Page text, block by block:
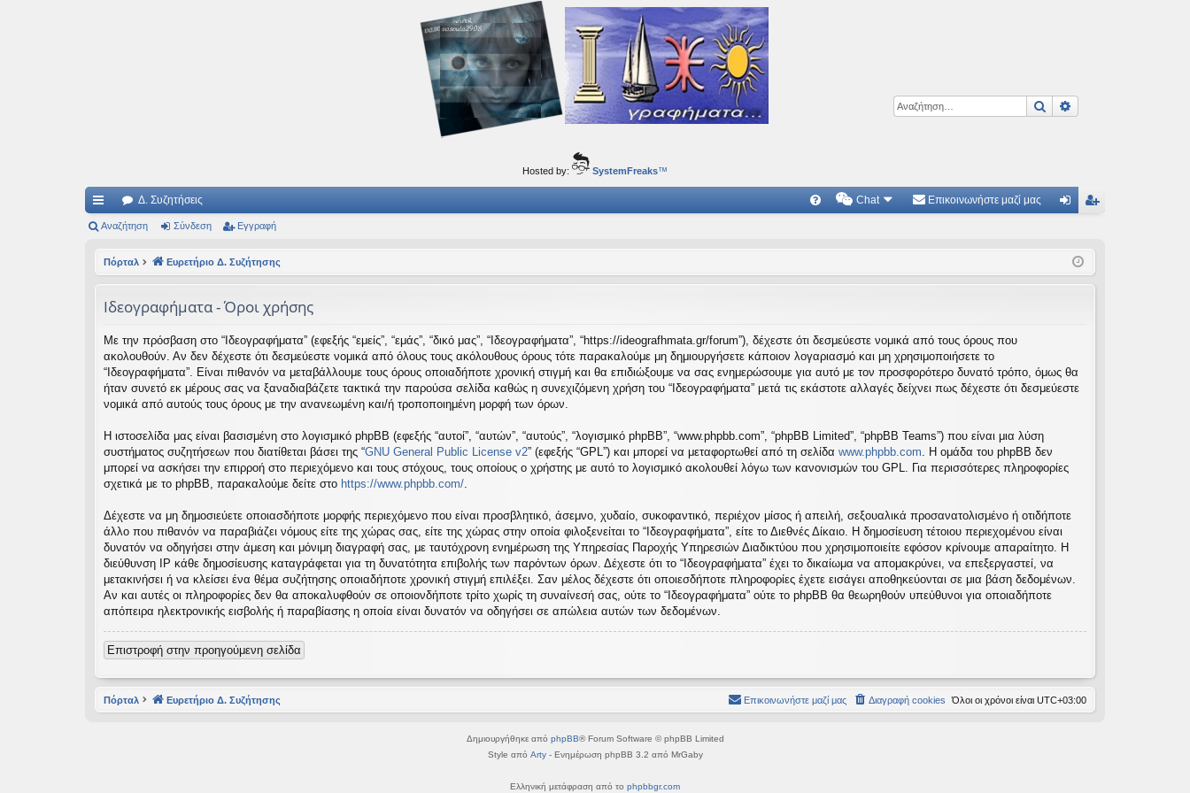
Αναζήτηση
Αυτός ο τόπος φιλοδοξεί να ανοίγει μονοπάτια για τα συναρπαστικά και όμορφα ταξίδια του νού...
Hosted by: SystemFreaks™
Γ
ρή
Δ. Συζητήσεις
ωτ
ήσ
εις
Chat Επικοινωνήστε μαζί μας
ρα
Αναζήτηση Σύνδεση Εγγραφή
Πόρταλ Ευρετήριο Δ. Συζήτησης
Ιδεογραφήματα - Όροι χρήσης
Με την πρόσβαση στο “Ιδεογραφήματα” (εφεξής “εμείς”, “εμάς”, “δικό μας”, “Ιδεογραφήματα”, “https://ideografhmata.gr/forum”), δέχεστε ότι δεσμεύεστε νομικά από τους όρους που
ακολουθούν. Αν δεν δέχεστε ότι δεσμεύεστε νομικά από όλους τους ακόλουθους όρους τότε παρακαλούμε μη δημιουργήσετε κάποιον λογαριασμό και μη χρησιμοποιήσετε το
“Ιδεογραφήματα”. Είναι πιθανόν να μεταβάλλουμε τους όρους οποιαδήποτε χρονική στιγμή και θα επιδιώξουμε να σας ενημερώσουμε για αυτό με τον προσφορότερο δυνατό τρόπο, όμως θα
ήταν συνετό εκ μέρους σας να ξαναδιαβάζετε τακτικά την παρούσα σελίδα καθώς η συνεχιζόμενη χρήση του “Ιδεογραφήματα” μετά τις εκάστοτε αλλαγές δείχνει πως δέχεστε ότι δεσμεύεστε
νομικά από αυτούς τους όρους με την ανανεωμένη και/ή τροποποιημένη μορφή των όρων.
Η ιστοσελίδα μας είναι βασισμένη στο λογισμικό phpBB (εφεξής “αυτοί”, “αυτών”, “αυτούς”, “λογισμικό phpBB”, “www.phpbb.com”, “phpBB Limited”, “phpBB Teams”) που είναι μια λύση
συστήματος συζητήσεων που διατίθεται βάσει της “GNU General Public License v2” (εφεξής “GPL”) και μπορεί να μεταφορτωθεί από τη σελίδα www.phpbb.com . Η ομάδα του phpBB δεν
μπορεί να ασκήσει την επιρροή στο περιεχόμενο και τους στόχους, τους οποίους ο χρήστης με αυτό το λογισμικό ακολουθεί λόγω των κανονισμών του GPL. Για περισσότερες πληροφορίες
σχετικά με το phpBB, παρακαλούμε δείτε στο https://www.phpbb.com/
Δέχεστε να μη δημοσιεύετε οποιασδήποτε μορφής περιεχόμενο που είναι προσβλητικό, άσεμνο, χυδαίο, συκοφαντικό, περιέχον μίσος ή απειλή, σεξουαλικά προσανατολισμένο ή οτιδήποτε
άλλο που πιθανόν να παραβιάζει νόμους είτε της χώρας σας, είτε της χώρας στην οποία φιλοξενείται το “Ιδεογραφήματα”, είτε το Διεθνές Δίκαιο. Η δημοσίευση τέτοιου περιεχομένου είναι
δυνατόν να οδηγήσει στην άμεση και μόνιμη διαγραφή σας, με ταυτόχρονη ενημέρωση της Υπηρεσίας Παροχής Υπηρεσιών Διαδικτύου που χρησιμοποιείτε εφόσον κρίνουμε απαραίτητο. Η
διεύθυνση IP κάθε δημοσίευσης καταγράφεται για τη δυνατότητα επιβολής των παρόντων όρων. Δέχεστε ότι το “Ιδεογραφήματα” έχει το δικαίωμα να απομακρύνει, να επεξεργαστεί, να
μετακινήσει ή να κλείσει ένα θέμα συζήτησης οποιαδήποτε χρονική στιγμή επιλέξει. Σαν μέλος δέχεστε ότι οποιεσδήποτε πληροφορίες έχετε εισάγει αποθηκεύονται σε μια βάση δεδομένων.
Αν και αυτές οι πληροφορίες δεν θα αποκαλυφθούν σε οποιονδήποτε τρίτο χωρίς τη συναίνεσή σας, ούτε το “Ιδεογραφήματα” ούτε το phpBB θα θεωρηθούν υπεύθυνοι για οποιαδήποτε
απόπειρα ηλεκτρονικής εισβολής ή παραβίασης η οποία είναι δυνατόν να οδηγήσει σε απώλεια αυτών των δεδομένων.
Επιστροφή στην προηγούμενη σελίδα
Πόρταλ Ευρετήριο Δ. Συζήτησης Όλοι οι χρόνοι είναι UTC+03:00
Διαγραφή cookies
Επικοινωνήστε μαζί μας
Δημιουργήθηκε από phpBB® Forum Software © phpBB Limited
Style από Arty- Ενημέρωση phpBB 3.2 από MrGaby
Ελληνική μετάφραση από το phpbbgr.com